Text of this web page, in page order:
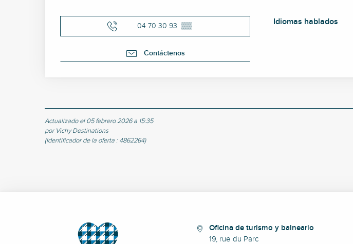
04 70 30 93 ▒▒
Contáctenos
Idiomas hablados
Idiomas hablados
Actualizado el 05 febrero 2026 a 15:35
por Vichy Destinations
(Identificador de la oferta : 4862264)
Oficina de turismo y balneario
19, rue du Parc